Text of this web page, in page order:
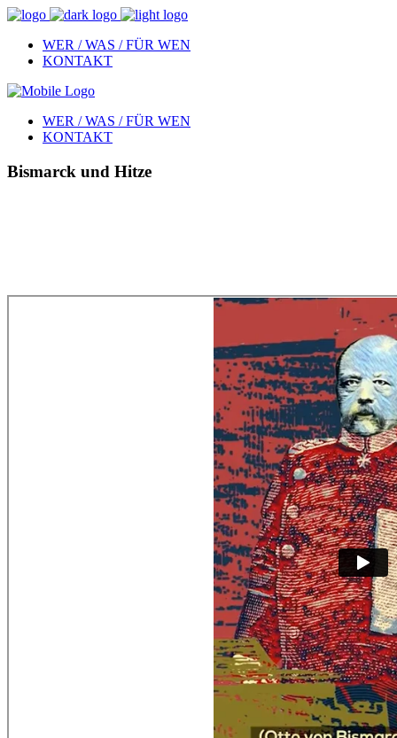
WER / WAS / FÜR WEN
KONTAKT
WER / WAS / FÜR WEN
KONTAKT
Bismarck und Hitze